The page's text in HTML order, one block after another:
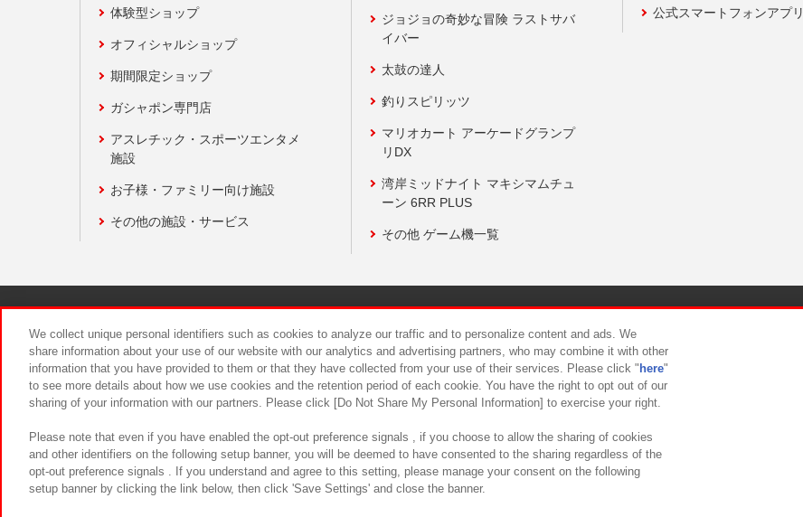
体験型ショップ
オフィシャルショップ
期間限定ショップ
ガシャポン専門店
アスレチック・スポーツエンタメ
施設
お子様・ファミリー向け施設
その他の施設・サービス
ジョジョの奇妙な冒険 ラストサバ
イバー
太鼓の達人
釣りスピリッツ
マリオカート アーケードグランプ
リDX
湾岸ミッドナイト マキシマムチュ
ーン 6RR PLUS
その他 ゲーム機一覧
公式スマートフォンアプリ
食品のご提供について カスタマーハラスメント対応方針
We collect unique personal identifiers such as cookies to analyze our traffic and to personalize content and ads. We
share information about your use of our website with our analytics and advertising partners, who may combine it with other
information that you have provided to them or that they have collected from your use of their services. Please click " here"
to see more details about how we use cookies and the retention period of each cookie. You have the right to opt out of our
sharing of your information with our partners. Please click [Do Not Share My Personal Information] to exercise your right.
Please note that even if you have enabled the opt-out preference signals , if you choose to allow the sharing of cookies
and other identifiers on the following setup banner, you will be deemed to have consented to the sharing regardless of the
opt-out preference signals . If you understand and agree to this setting, please manage your consent on the following
setup banner by clicking the link below, then click 'Save Settings' and close the banner.